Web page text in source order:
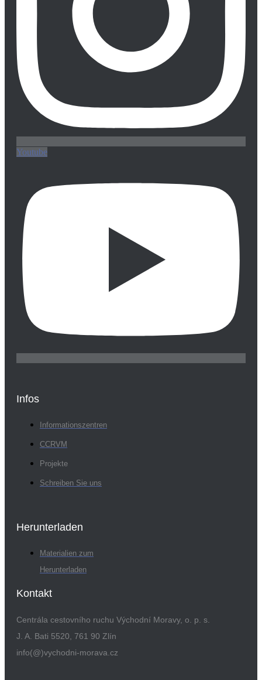
Youtube
Infos
Informationszentren
CCRVM
Projekte
Schreiben Sie uns
Herunterladen
Materialien zum
Herunterladen
Kontakt
Centrála cestovního ruchu Východní Moravy, o. p. s.
J. A. Bati 5520, 761 90 Zlín
info(@)vychodni-morava.cz